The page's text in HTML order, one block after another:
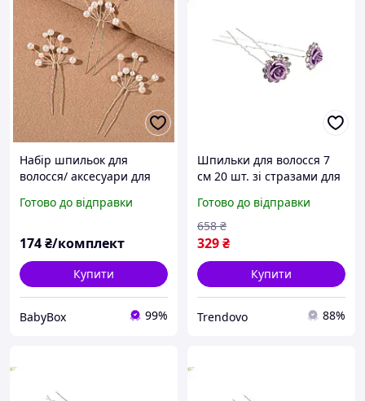
Набір шпильок для
волосся/ аксесуари для
Готово до відправки
174₴/комплект
Купити
BabyBox 99%
Шпильки для волосся 7
см 20 шт. зі стразами для
прикрашання волосся
рожеві
Готово до відправки
329₴
658 ₴
Купити
Trendovo 88%